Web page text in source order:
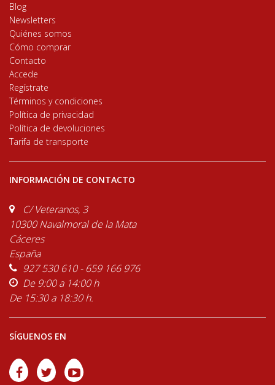
Blog
Newsletters
Quiénes somos
Cómo comprar
Contacto
Accede
Regístrate
Términos y condiciones
Política de privacidad
Política de devoluciones
Tarifa de transporte
INFORMACIÓN DE CONTACTO
C/ Veteranos, 3
10300 Navalmoral de la Mata
Cáceres
España
927 530 610 - 659 166 976
De 9:00 a 14:00 h
De 15:30 a 18:30 h.
SÍGUENOS EN